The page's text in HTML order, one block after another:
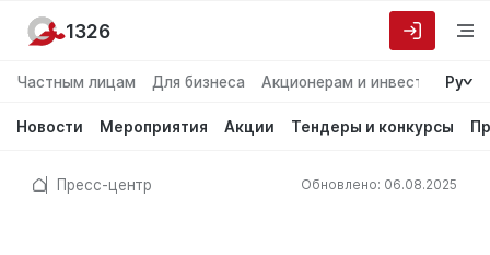
Частным лицам Для бизнеса Акционерам и инвесторам
Ру
Новости Мероприятия Акции Тендеры и конкурсы
1326
Пресс-центр Обновлено: 06.08.2025